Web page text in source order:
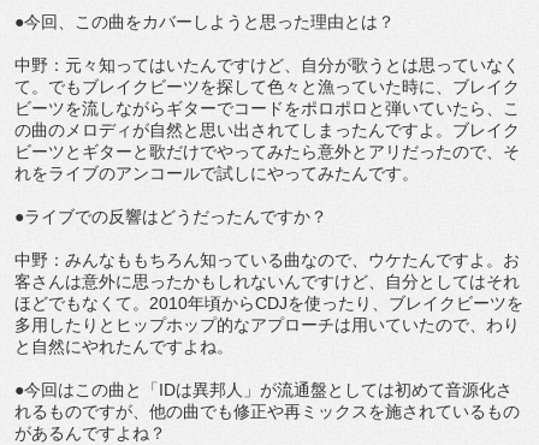
●今回、この曲をカバーしようと思った理由とは？
中野：元々知ってはいたんですけど、自分が歌うとは思っていなく
て。でもブレイクビーツを探して色々と漁っていた時に、ブレイク
ビーツを流しながらギターでコードをポロポロと弾いていたら、こ
の曲のメロディが自然と思い出されてしまったんですよ。ブレイク
ビーツとギターと歌だけでやってみたら意外とアリだったので、そ
れをライブのアンコールで試しにやってみたんです。
●ライブでの反響はどうだったんですか？
中野：みんなももちろん知っている曲なので、ウケたんですよ。お
客さんは意外に思ったかもしれないんですけど、自分としてはそれ
ほどでもなくて。2010年頃からCDJを使ったり、ブレイクビーツを
多用したりとヒップホップ的なアプローチは用いていたので、わり
と自然にやれたんですよね。
●今回はこの曲と「IDは異邦人」が流通盤としては初めて音源化さ
れるものですが、他の曲でも修正や再ミックスを施されているもの
があるんですよね？